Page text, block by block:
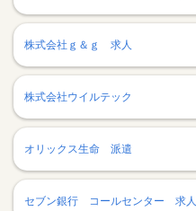
株式会社ｇ＆ｇ 求人
株式会社ウイルテック
オリックス生命 派遣
セブン銀行 コールセンター 求人